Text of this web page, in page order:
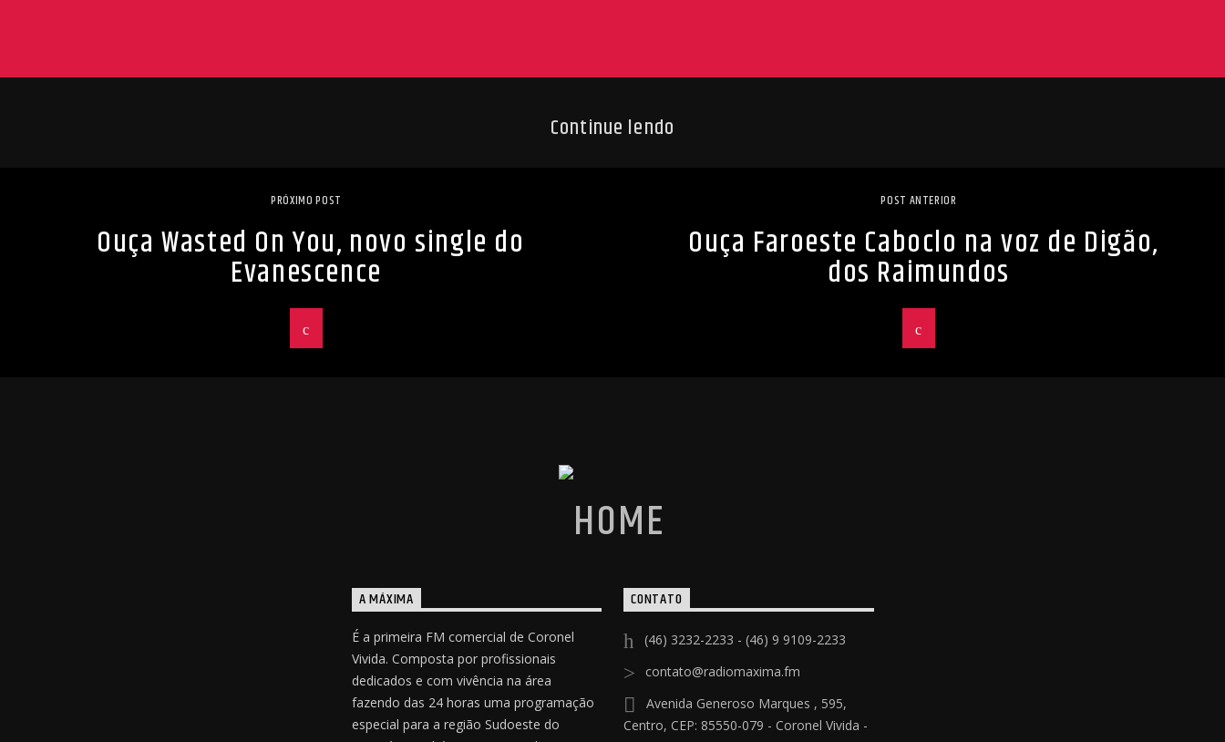
Continue lendo
PRÓXIMO POST
Ouça Wasted On You, novo single do
Evanescence
POST ANTERIOR
Ouça Faroeste Caboclo na voz de Digão,
dos Raimundos
A MÁXIMA
É a primeira FM comercial de Coronel
Vivida. Composta por profissionais
dedicados e com vivência na área
fazendo das 24 horas uma programação
especial para a região Sudoeste do
CONTATO
(46) 3232-2233 - (46) 9 9109-2233
contato@radiomaxima.fm
Avenida Generoso Marques , 595,
Centro, CEP: 85550-079 - Coronel Vivida -